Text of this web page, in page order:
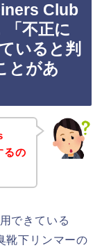
Club
「不正に
いると判
とがあ
るの
できている
靴下リンマーの